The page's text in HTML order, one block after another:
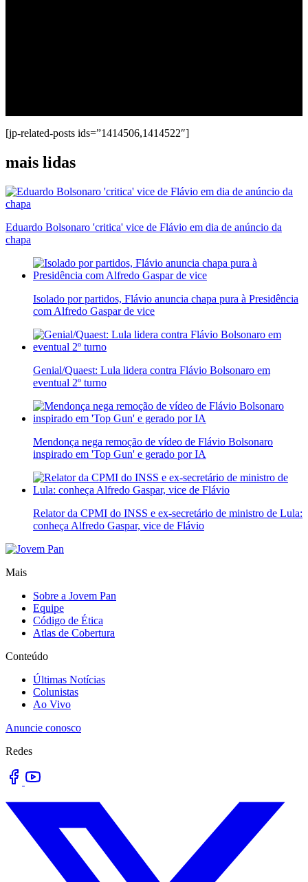
[jp-related-posts ids=”1414506,1414522″]
mais lidas
Eduardo Bolsonaro 'critica' vice de Flávio em dia de anúncio da
chapa
Isolado por partidos, Flávio anuncia chapa pura à Presidência
com Alfredo Gaspar de vice
Genial/Quaest: Lula lidera contra Flávio Bolsonaro em
eventual 2º turno
Mendonça nega remoção de vídeo de Flávio Bolsonaro
inspirado em 'Top Gun' e gerado por IA
Relator da CPMI do INSS e ex-secretário de ministro de Lula:
conheça Alfredo Gaspar, vice de Flávio
Mais
Sobre a Jovem Pan
Equipe
Código de Ética
Atlas de Cobertura
Conteúdo
Últimas Notícias
Colunistas
Ao Vivo
Anuncie conosco
Redes